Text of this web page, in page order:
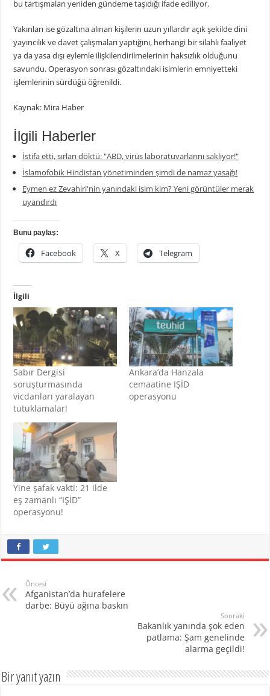
bu tartışmaları yeniden gündeme taşıdığı ifade ediliyor.
Yakınları ise gözaltına alınan kişilerin uzun yıllardır açık şekilde dini
yayıncılık ve davet çalışmaları yaptığını, herhangi bir silahlı faaliyet
ya da yasa dışı eylemle ilişkilendirilmelerinin haksızlık olduğunu
savundu. Operasyon sonrası gözaltındaki isimlerin emniyetteki
işlemlerinin sürdüğü öğrenildi.
Kaynak: Mira Haber
İlgili Haberler
İstifa etti, sırları döktü: "ABD, virüs laboratuvarlarını saklıyor!"
İslamofobik Hindistan yönetiminden şimdi de namaz yasağı!
Eymen ez Zevahiri'nin yanındaki isim kim? Yeni görüntüler merak
uyandırdı
Bunu paylaş:
Facebook X Telegram
İlgili
Sabır Dergisi
soruşturmasında
vicdanları yaralayan
tutuklamalar!
Ankara’da Hanzala
cemaatine IŞİD
operasyonu
Yine şafak vakti: 21 ilde
eş zamanlı “IŞİD”
operasyonu!
Öncesi
Afganistan’da hurafelere
darbe: Büyü ağına baskın
Sonraki
Bakanlık yanında şok eden
patlama: Şam genelinde
alarma geçildi!
Bir yanıt yazın